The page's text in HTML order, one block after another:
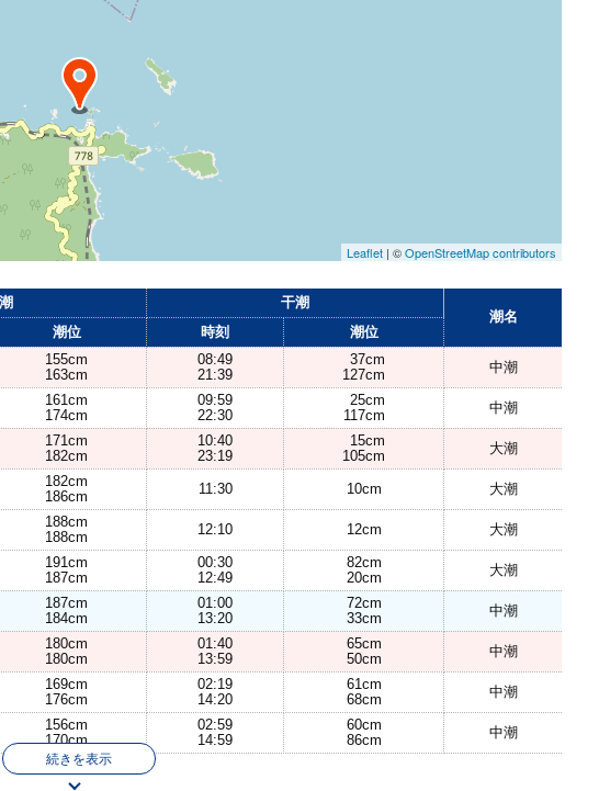
Leaflet | ©OpenStreetMap contributors
干潮
潮名
潮位 時刻 潮位
155cm
163cm
08:49
21:39
37cm
127cm
中潮
161cm
174cm
09:59
22:30
25cm
117cm
中潮
171cm
182cm
10:40
23:19
15cm
105cm
大潮
182cm
186cm
11:30 10cm 大潮
188cm
188cm
12:10 12cm 大潮
191cm
187cm
00:30
12:49
82cm
20cm
大潮
187cm
184cm
01:00
13:20
72cm
33cm
中潮
180cm
180cm
01:40
13:59
65cm
50cm
中潮
169cm
176cm
02:19
14:20
61cm
68cm
中潮
156cm
170cm
02:59
14:59
60cm
86cm
中潮
続きを表示